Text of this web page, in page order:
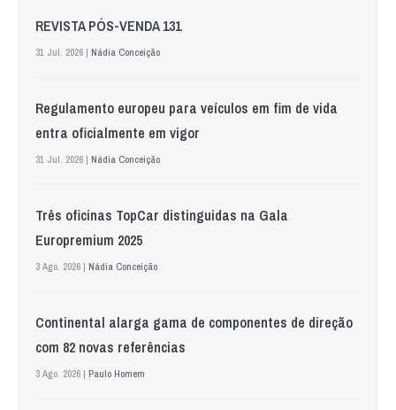
REVISTA PÓS-VENDA 131
31 Jul. 2026 | Nádia Conceição
Regulamento europeu para veículos em fim de vida
entra oficialmente em vigor
31 Jul. 2026 | Nádia Conceição
Três oficinas TopCar distinguidas na Gala
Europremium 2025
3 Ago. 2026 | Nádia Conceição
Continental alarga gama de componentes de direção
com 82 novas referências
3 Ago. 2026 | Paulo Homem